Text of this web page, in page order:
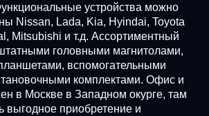
устройства можно
Nissan, Lada, Kia, Hyindai, Toyota
Mitsubishi и т.д. Ассортиментный
головными магнитолами,
вспомогательными
комплектами. Офис и
в Москве в Западном окурге, там
выгодное приобретение и